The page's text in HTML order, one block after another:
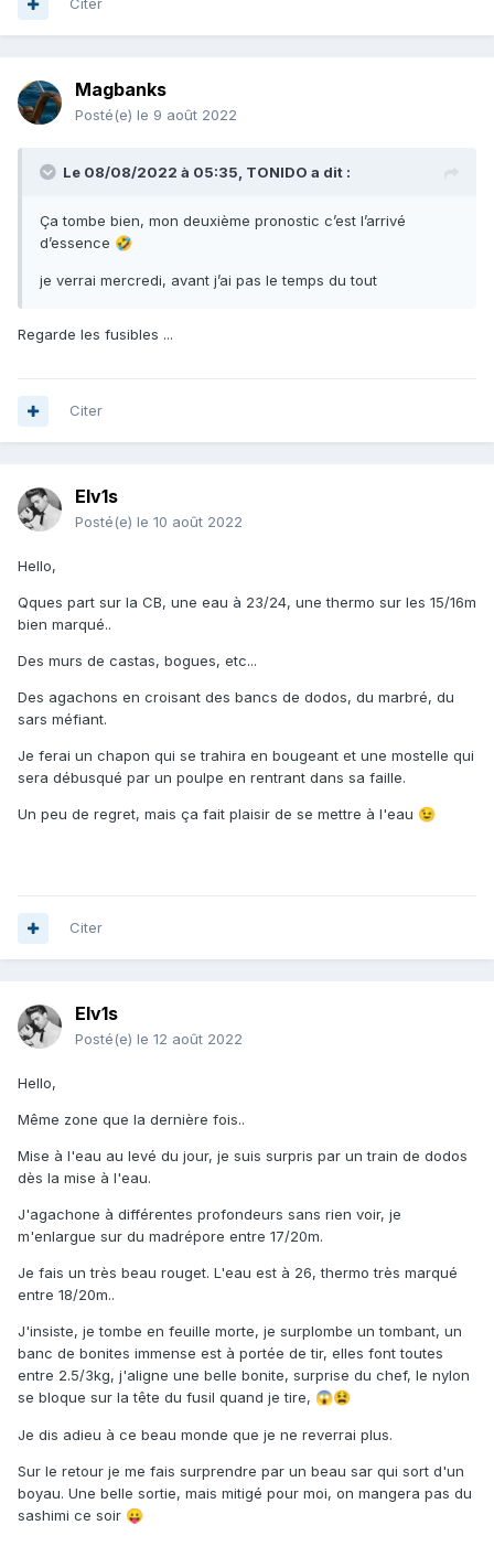
Magbanks
Posté(e) le 9 août 2022
Le 08/08/2022 à 05:35, TONIDO a dit :
Ça tombe bien, mon deuxième pronostic c’est l’arrivé
d’essence 🤣
je verrai mercredi, avant j’ai pas le temps du tout
Regarde les fusibles ...
Citer
Elv1s
Posté(e) le 10 août 2022
Hello,
Qques part sur la CB, une eau à 23/24, une thermo sur les 15/16m
bien marqué..
Des murs de castas, bogues, etc...
Des agachons en croisant des bancs de dodos, du marbré, du
sars méfiant.
Je ferai un chapon qui se trahira en bougeant et une mostelle qui
sera débusqué par un poulpe en rentrant dans sa faille.
Un peu de regret, mais ça fait plaisir de se mettre à l'eau 😉
Citer
Elv1s
Posté(e) le 12 août 2022
Hello,
Même zone que la dernière fois..
Mise à l'eau au levé du jour, je suis surpris par un train de dodos
dès la mise à l'eau.
J'agachone à différentes profondeurs sans rien voir, je
m'enlargue sur du madrépore entre 17/20m.
Je fais un très beau rouget. L'eau est à 26, thermo très marqué
entre 18/20m..
J'insiste, je tombe en feuille morte, je surplombe un tombant, un
banc de bonites immense est à portée de tir, elles font toutes
entre 2.5/3kg, j'aligne une belle bonite, surprise du chef, le nylon
se bloque sur la tête du fusil quand je tire, 😱😫
Je dis adieu à ce beau monde que je ne reverrai plus.
Sur le retour je me fais surprendre par un beau sar qui sort d'un
boyau. Une belle sortie, mais mitigé pour moi, on mangera pas du
sashimi ce soir 😛